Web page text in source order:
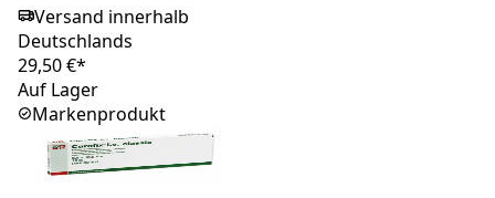
Versand innerhalb
Deutschlands
29,50 €*
Auf Lager
Markenprodukt